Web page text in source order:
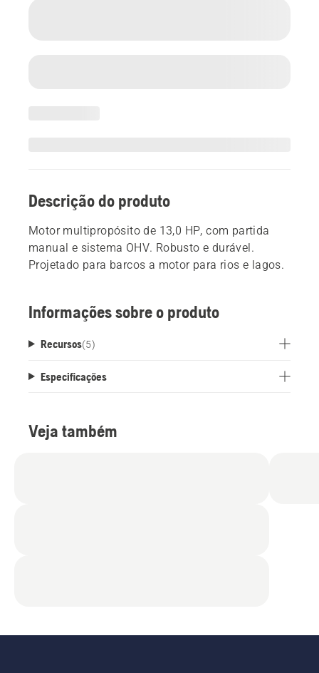
Descrição do produto
Motor multipropósito de 13,0 HP, com partida
manual e sistema OHV. Robusto e durável.
Projetado para barcos a motor para rios e lagos.
Informações sobre o produto
Recursos(5)
Especificações
Veja também